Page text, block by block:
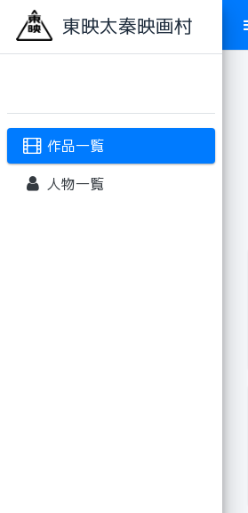
東映太秦映画村
作品一覧
人物一覧